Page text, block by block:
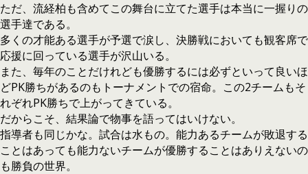
ただ、流経柏も含めてこの舞台に立てた選手は本当に一握りの
選手達である。
多くの才能ある選手が予選で涙し、決勝戦においても観客席で
応援に回っている選手が沢山いる。
また、毎年のことだけれども優勝するには必ずといって良いほ
どPK勝ちがあるのもトーナメントでの宿命。この2チームもそ
れぞれPK勝ちで上がってきている。
だからこそ、結果論で物事を語ってはいけない。
指導者も同じかな。試合は水もの。能力あるチームが敗退する
ことはあっても能力ないチームが優勝することはありえないの
も勝負の世界。